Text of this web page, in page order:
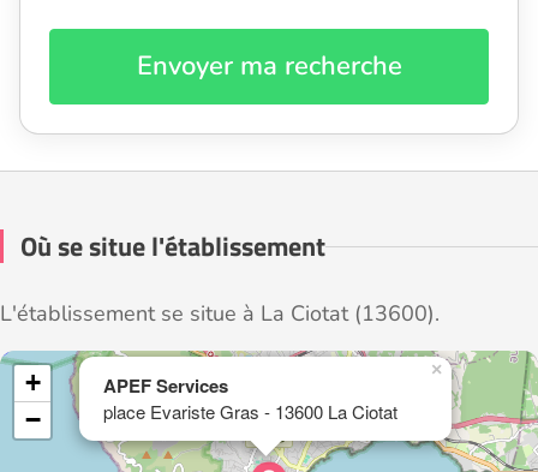
Envoyer ma recherche
Où se situe l'établissement
L'établissement se situe à La Ciotat (13600).
APEF Services
place Evariste Gras - 13600 La Ciotat
×
+
−